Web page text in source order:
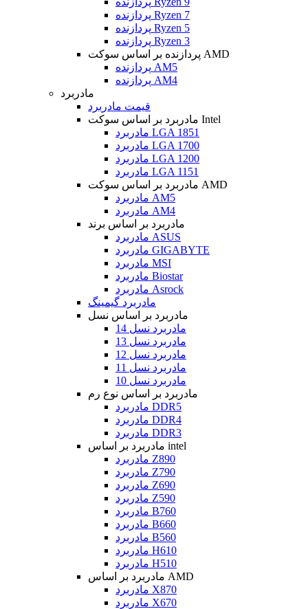
پردازنده Ryzen 7
پردازنده Ryzen 5
پردازنده Ryzen 3
پردازنده بر اساس سوکت AMD
پردازنده AM5
پردازنده AM4
مادربرد
قیمت مادربرد
مادربرد بر اساس سوکت Intel
مادربرد LGA 1851
مادربرد LGA 1700
مادربرد LGA 1200
مادربرد LGA 1151
مادربرد بر اساس سوکت AMD
مادربرد AM5
مادربرد AM4
مادربرد بر اساس برند
مادربرد ASUS
مادربرد GIGABYTE
مادربرد MSI
مادربرد Biostar
مادربرد Asrock
مادربرد گیمینگ
مادربرد بر اساس نسل
مادربرد نسل 14
مادربرد نسل 13
مادربرد نسل 12
مادربرد نسل 11
مادربرد نسل 10
مادربرد بر اساس نوع رم
مادربرد DDR5
مادربرد DDR4
مادربرد DDR3
مادربرد بر اساس intel
مادربرد Z890
مادربرد Z790
مادربرد Z690
مادربرد Z590
مادربرد B760
مادربرد B660
مادربرد B560
مادربرد H610
مادربرد H510
مادربرد بر اساس AMD
مادربرد X870
مادربرد X670